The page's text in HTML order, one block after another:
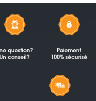
question?
Un conseil?
Paiement
100% sécurisé